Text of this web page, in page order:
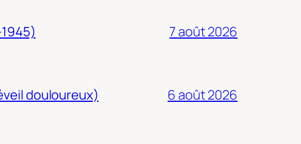
7 août 2026
douloureux) 6 août 2026